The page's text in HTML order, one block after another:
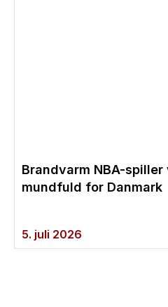
Brandvarm NBA-
mundfuld for Danmark
5. juli 2026